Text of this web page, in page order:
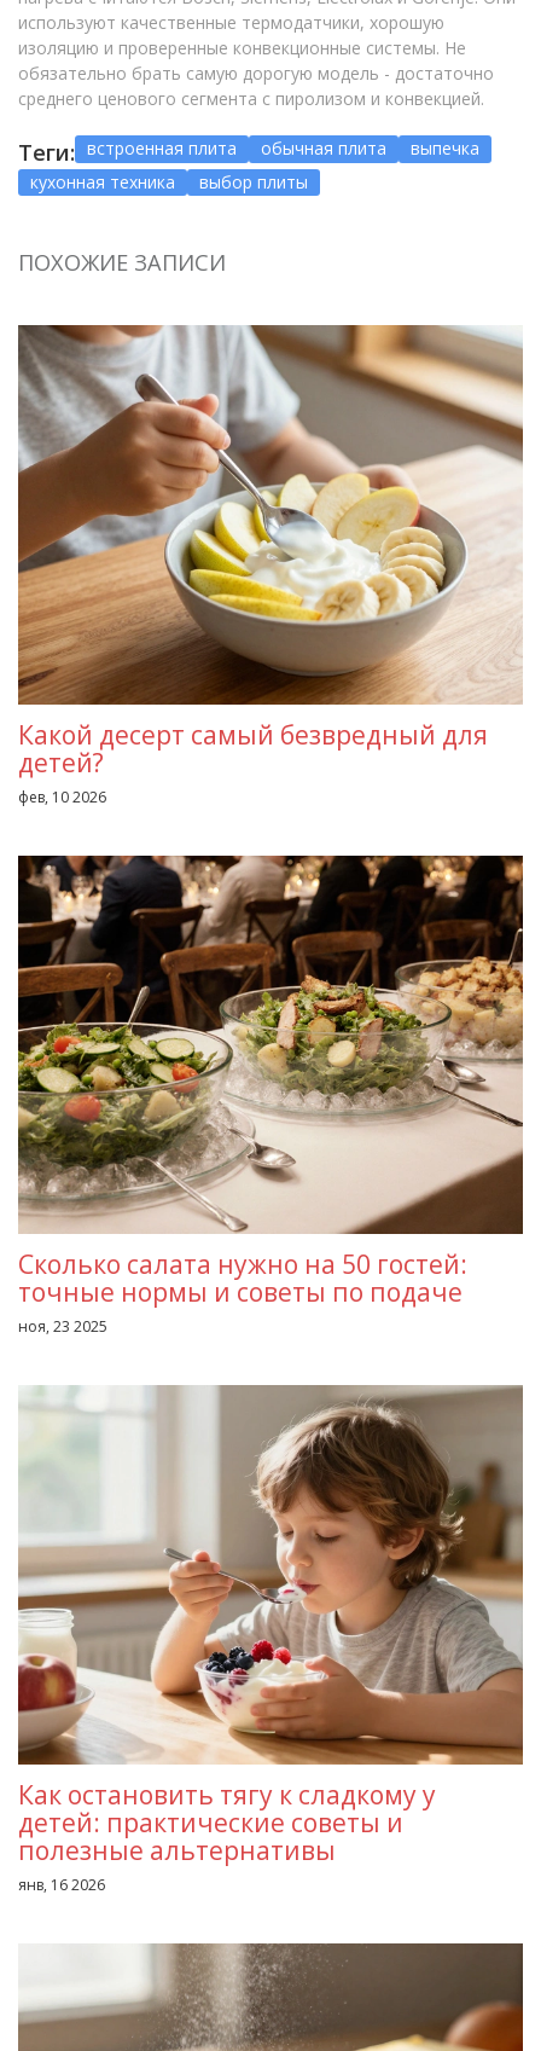
используют качественные термодатчики, хорошую
изоляцию и проверенные конвекционные системы. Не
обязательно брать самую дорогую модель - достаточно
среднего ценового сегмента с пиролизом и конвекцией.
Теги: встроенная плита обычная плита
выпечка
кухонная техника
выбор плиты
ПОХОЖИЕ ЗАПИСИ
Какой десерт самый безвредный для
детей?
фев, 10 2026
Сколько салата нужно на 50 гостей:
точные нормы и советы по подаче
ноя, 23 2025
Как остановить тягу к сладкому у
детей: практические советы и
полезные альтернативы
янв, 16 2026